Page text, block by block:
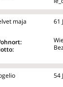
maja 61
54